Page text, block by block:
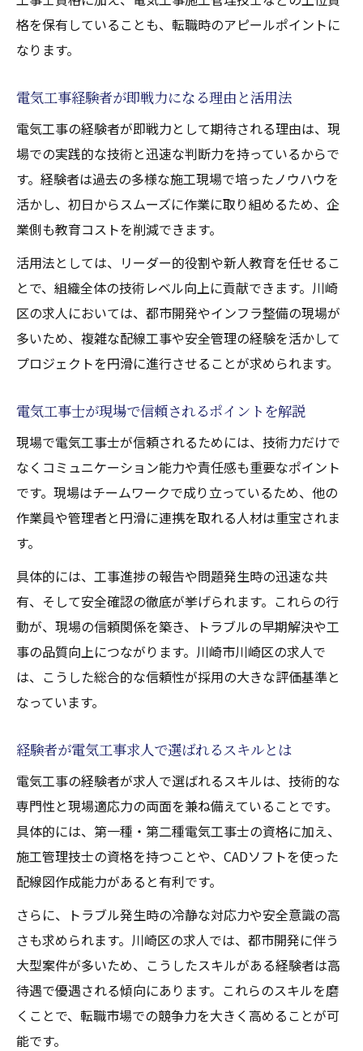
格を保有していることも、転職時のアピールポイントに
なります。
電気工事経験者が即戦力になる理由と活用法
電気工事の経験者が即戦力として期待される理由は、現
場での実践的な技術と迅速な判断力を持っているからで
す。経験者は過去の多様な施工現場で培ったノウハウを
活かし、初日からスムーズに作業に取り組めるため、企
業側も教育コストを削減できます。
活用法としては、リーダー的役割や新人教育を任せるこ
とで、組織全体の技術レベル向上に貢献できます。川崎
区の求人においては、都市開発やインフラ整備の現場が
多いため、複雑な配線工事や安全管理の経験を活かして
プロジェクトを円滑に進行させることが求められます。
電気工事士が現場で信頼されるポイントを解説
現場で電気工事士が信頼されるためには、技術力だけで
なくコミュニケーション能力や責任感も重要なポイント
です。現場はチームワークで成り立っているため、他の
作業員や管理者と円滑に連携を取れる人材は重宝されま
す。
具体的には、工事進捗の報告や問題発生時の迅速な共
有、そして安全確認の徹底が挙げられます。これらの行
動が、現場の信頼関係を築き、トラブルの早期解決や工
事の品質向上につながります。川崎市川崎区の求人で
は、こうした総合的な信頼性が採用の大きな評価基準と
なっています。
経験者が電気工事求人で選ばれるスキルとは
電気工事の経験者が求人で選ばれるスキルは、技術的な
専門性と現場適応力の両面を兼ね備えていることです。
具体的には、第一種・第二種電気工事士の資格に加え、
施工管理技士の資格を持つことや、CADソフトを使った
配線図作成能力があると有利です。
さらに、トラブル発生時の冷静な対応力や安全意識の高
さも求められます。川崎区の求人では、都市開発に伴う
大型案件が多いため、こうしたスキルがある経験者は高
待遇で優遇される傾向にあります。これらのスキルを磨
くことで、転職市場での競争力を大きく高めることが可
能です。